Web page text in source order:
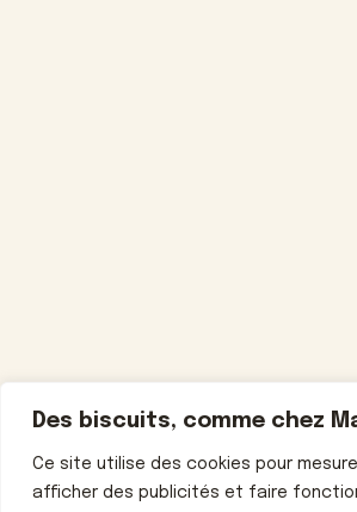
Des biscuits, comme chez
Ce site utilise des cookies pour
afficher des publicités et faire